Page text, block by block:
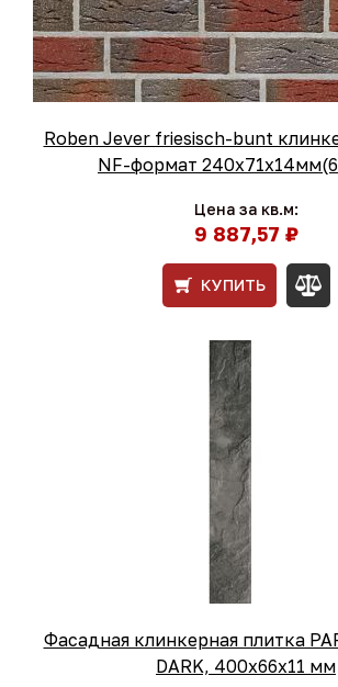
Roben Jever friesisch-bunt
NF-формат
Цена за кв.м:
9 887,57 ₽
КУПИТЬ
Фасадная клинкерная плитка
DARK, 400х66х11 мм